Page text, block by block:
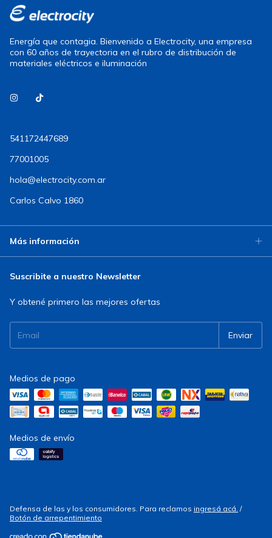
Energía que contagia. Bienvenido a Electrocity, una empresa
con 60 años de trayectoria en el rubro de distribución de
materiales eléctricos e iluminación
541172447689
77001005
hola@electrocity.com.ar
Carlos Calvo 1860
Más información
Suscribite a nuestro Newsletter
Y obtené primero las mejores ofertas
Medios de pago
Medios de envío
Defensa de las y los consumidores. Para reclamos ingresá acá. /
Botón de arrepentimiento